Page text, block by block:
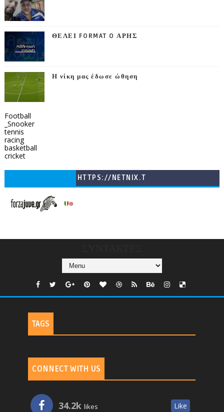
ΘΕΛΕΙ FORMAT O ΑΡΗΣ
Η νίκη μας έδωσε ώθηση
Football
_Snooker
tennis
racing
basketball
cricket
HTTPS://NETNIX.T
TAGS
CONNECT WITH US
34.2k likes Like